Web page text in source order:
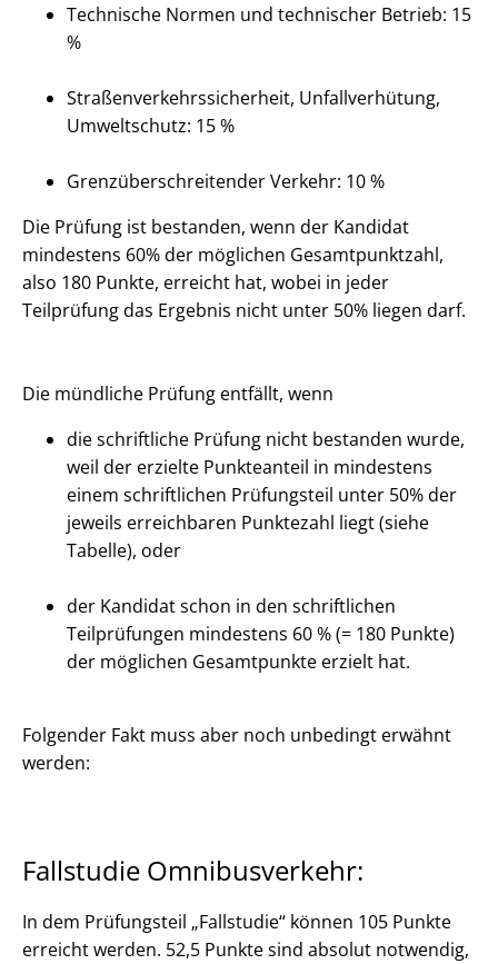
Technische Normen und technischer Betrieb: 15
%
Straßenverkehrssicherheit, Unfallverhütung,
Umweltschutz: 15 %
Grenzüberschreitender Verkehr: 10 %
Die Prüfung ist bestanden, wenn der Kandidat
mindestens 60% der möglichen Gesamtpunktzahl,
also 180 Punkte, erreicht hat, wobei in jeder
Teilprüfung das Ergebnis nicht unter 50% liegen darf.
Die mündliche Prüfung entfällt, wenn
die schriftliche Prüfung nicht bestanden wurde,
weil der erzielte Punkteanteil in mindestens
einem schriftlichen Prüfungsteil unter 50% der
jeweils erreichbaren Punktezahl liegt (siehe
Tabelle), oder
der Kandidat schon in den schriftlichen
Teilprüfungen mindestens 60 % (= 180 Punkte)
der möglichen Gesamtpunkte erzielt hat.
Folgender Fakt muss aber noch unbedingt erwähnt
werden:
Fallstudie Omnibusverkehr:
In dem Prüfungsteil „Fallstudie“ können 105 Punkte
erreicht werden. 52,5 Punkte sind absolut notwendig,